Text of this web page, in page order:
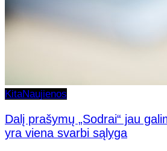
KitaNaujienos
Dalį prašymų „Sodrai“ jau
yra viena svarbi sąlyga